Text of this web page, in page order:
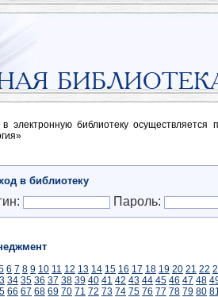
в электронную библиотеку
в библиотеку
Пароль:
6 7 8 9 10 11 12 13 14 15 16 17 18 19 20 21 22
34 35 36 37 38 39 40 41 42 43 44 45 46 47 48
66 67 68 69 70 71 72 73 74 75 76 77 78 79 80